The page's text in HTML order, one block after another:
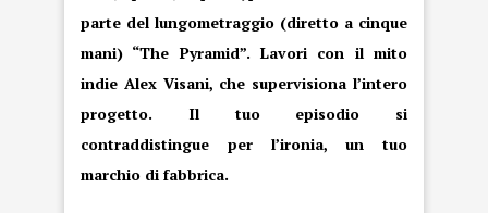
parte del lungometraggio (diretto a cinque
mani) “The Pyramid”. Lavori con il mito
indie Alex Visani, che supervisiona l’intero
progetto. Il tuo episodio si
contraddistingue per l’ironia, un tuo
marchio di fabbrica.